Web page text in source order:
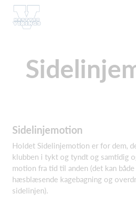
Sidelinjemotion
Holdet Sidelinjemotion er for dem,
klubben i tykt og tyndt og samtidig
motion fra tid til anden (det kan
hæsblæsende kagebagning og
sidelinjen).